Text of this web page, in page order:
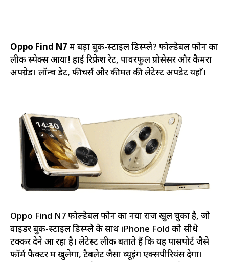
Oppo Find N7 में बड़ा बुक-स्टाइल डिस्प्ले? फोल्डेबल फोन का
लीक स्पेक्स आया! हाई रिफ्रेश रेट, पावरफुल प्रोसेसर और कैमरा
अपग्रेड। लॉन्च डेट, फीचर्स और कीमत की लेटेस्ट अपडेट यहाँ।
Oppo Find N7 फोल्डेबल फोन का नया राज खुल चुका है, जो
वाइडर बुक-स्टाइल डिस्प्ले के साथ iPhone Fold को सीधे
टक्कर देने आ रहा है। लेटेस्ट लीक बताते हैं कि यह पासपोर्ट जैसे
फॉर्म फैक्टर में खुलेगा, टैबलेट जैसा व्यूइंग एक्सपीरियंस देगा।